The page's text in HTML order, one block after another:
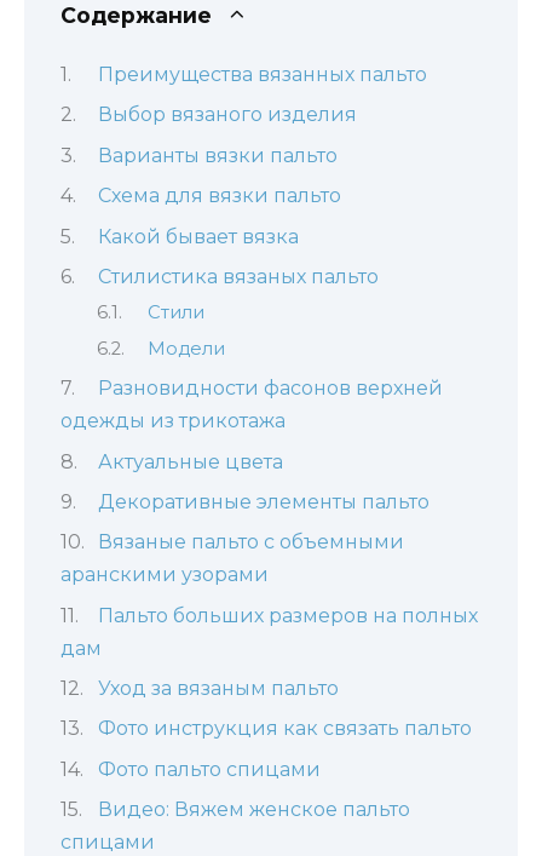
Содержание
Преимущества вязанных пальто
Выбор вязаного изделия
Варианты вязки пальто
Схема для вязки пальто
Какой бывает вязка
Стилистика вязаных пальто
Стили
Модели
Разновидности фасонов верхней
одежды из трикотажа
Актуальные цвета
Декоративные элементы пальто
Вязаные пальто с объемными
аранскими узорами
Пальто больших размеров на полных
дам
Уход за вязаным пальто
Фото инструкция как связать пальто
Фото пальто спицами
Видео: Вяжем женское пальто
спицами